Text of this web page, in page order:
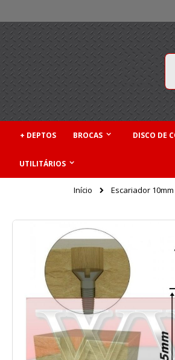
para
o
conteúdo
+ DEPTOS BROCAS DISCO DE
UTILITÁRIOS
Início Escariador 10mm
Pular
imagens